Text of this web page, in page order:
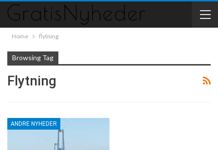
Home flytning
Browsing Tag
Flytning
ANDRE NYHEDER